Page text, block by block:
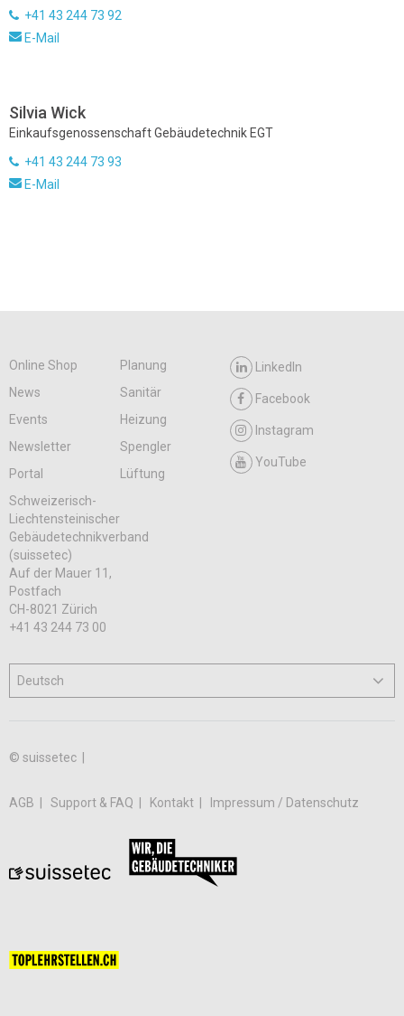
+41 43 244 73 92
E-Mail
Silvia Wick
Einkaufsgenossenschaft Gebäudetechnik EGT
+41 43 244 73 93
E-Mail
Online Shop
Planung
News
Sanitär
Events
Heizung
Newsletter
Spengler
Portal
Lüftung
LinkedIn
Facebook
Instagram
YouTube
Schweizerisch-
Liechtensteinischer
Gebäudetechnikverband
(suissetec)
Auf der Mauer 11,
Postfach
CH-8021 Zürich
+41 43 244 73 00
© suissetec |
AGB Support & FAQ Kontakt Impressum / Datenschutz